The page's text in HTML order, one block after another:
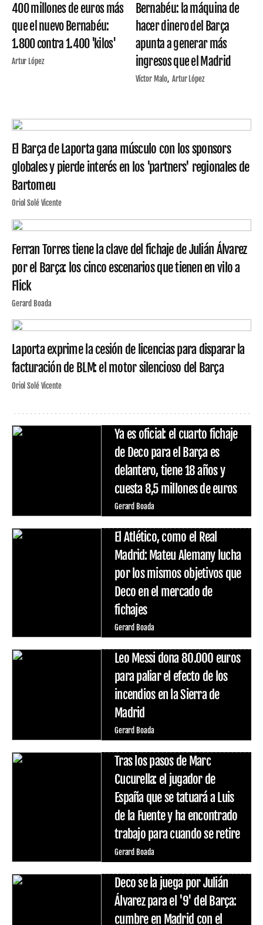
400 millones de euros más
que el nuevo Bernabéu:
1.800 contra 1.400 'kilos'
Artur López
Bernabéu: la máquina de
hacer dinero del Barça
apunta a generar más
ingresos que el Madrid
Víctor Malo Artur López
El Barça de Laporta gana músculo con los sponsors
globales y pierde interés en los 'partners' regionales de
Bartomeu
Oriol Solé Vicente
Ferran Torres tiene la clave del fichaje de Julián Álvarez
por el Barça: los cinco escenarios que tienen en vilo a
Flick
Gerard Boada
Laporta exprime la cesión de licencias para disparar la
facturación de BLM: el motor silencioso del Barça
Oriol Solé Vicente
Ya es oficial: el cuarto fichaje
de Deco para el Barça es
delantero, tiene 18 años y
cuesta 8,5 millones de euros
Gerard Boada
El Atlético, como el Real
Madrid: Mateu Alemany lucha
por los mismos objetivos que
Deco en el mercado de
fichajes
Gerard Boada
Leo Messi dona 80.000 euros
para paliar el efecto de los
incendios en la Sierra de
Madrid
Gerard Boada
Tras los pasos de Marc
Cucurella: el jugador de
España que se tatuará a Luis
de la Fuente y ha encontrado
trabajo para cuando se retire
Gerard Boada
Deco se la juega por Julián
Álvarez para el '9' del Barça:
cumbre en Madrid con el